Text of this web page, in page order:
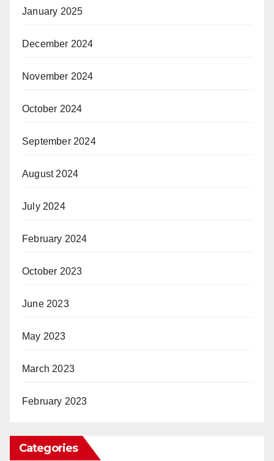
January 2025
December 2024
November 2024
October 2024
September 2024
August 2024
July 2024
February 2024
October 2023
June 2023
May 2023
March 2023
February 2023
Categories